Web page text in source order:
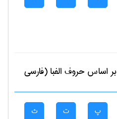
بر اساس حروف الفبا (فارسی
پ ت ث